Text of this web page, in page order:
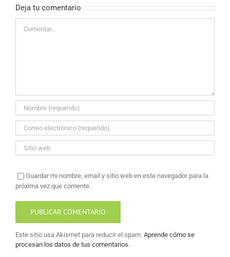
Deja tu comentario
Guardar mi nombre, email y sitio web en este navegador para la
próxima vez que comente.
Este sitio usa Akismet para reducir el spam. Aprende cómo se
procesan los datos de tus comentarios.